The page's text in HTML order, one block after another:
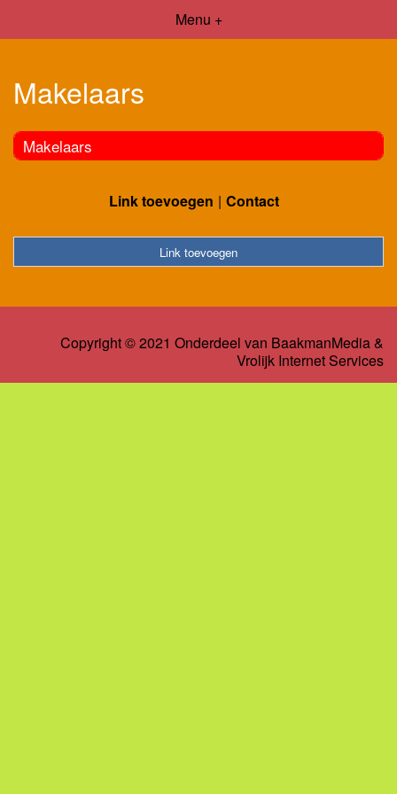
Menu +
Makelaars
Makelaars
Link toevoegen Contact
Link toevoegen
Copyright © 2021 Onderdeel van BaakmanMedia&
Vrolijk Internet Services